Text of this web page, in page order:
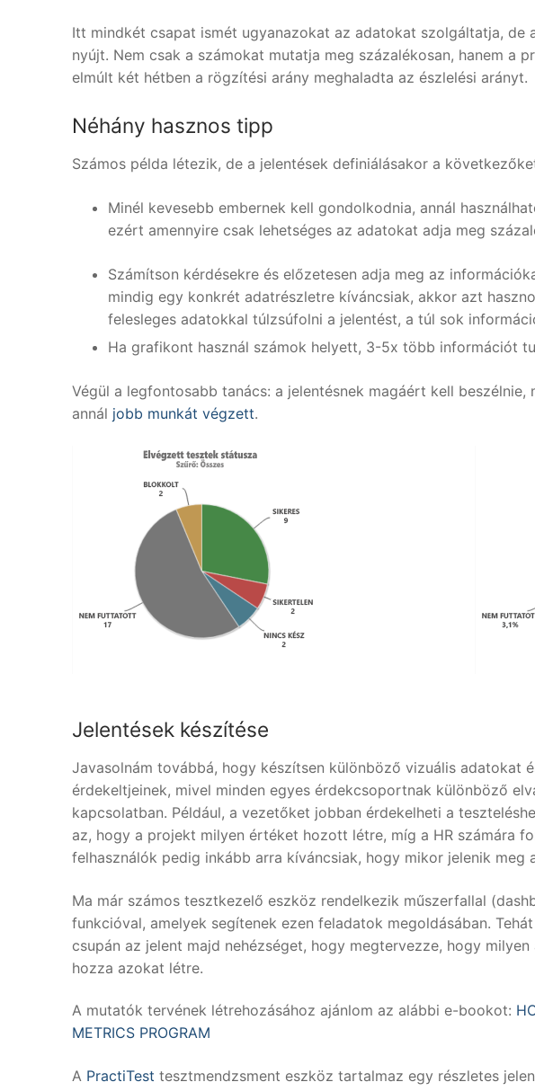
Itt mindkét csapat ismét ugyanazokat az adatokat szolgáltatja, de
nyújt. Nem csak a számokat mutatja meg százalékosan, hanem a
elmúlt két hétben a rögzítési arány meghaladta az észlelési arányt.
Néhány hasznos tipp
Számos példa létezik, de a jelentések definiálásakor a
Minél kevesebb embernek kell gondolkodnia, annál
ezért amennyire csak lehetséges az adatokat adja meg
Számítson kérdésekre és előzetesen adja meg az
mindig egy konkrét adatrészletre kíváncsiak, akkor azt
felesleges adatokkal túlzsúfolni a jelentést, a túl sok
Ha grafikont használ számok helyett, 3-5x több információt
Végül a legfontosabb tanács: a jelentésnek magáért kell
annál jobb munkát végzett.
Jelentések készítése
Javasolnám továbbá, hogy készítsen különböző vizuális adatokat
érdekeltjeinek, mivel minden egyes érdekcsoportnak különböző
kapcsolatban. Például, a vezetőket jobban érdekelheti a
az, hogy a projekt milyen értéket hozott létre, míg a HR számára
felhasználók pedig inkább arra kíváncsiak, hogy mikor jelenik meg
Ma már számos tesztkezelő eszköz rendelkezik műszerfallal
funkcióval, amelyek segítenek ezen feladatok megoldásában.
csupán az jelent majd nehézséget, hogy megtervezze, hogy
hozza azokat létre.
A mutatók tervének létrehozásához ajánlom az alábbi e-bookot:
METRICS PROGRAM
A PractiTest tesztmendzsment eszköz tartalmaz egy részletes